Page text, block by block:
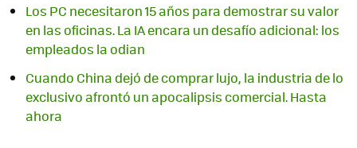
Los PC necesitaron 15 años para demostrar su valor
en las oficinas. La IA encara un desafío adicional: los
empleados la odian
Cuando China dejó de comprar lujo, la industria de lo
exclusivo afrontó un apocalipsis comercial. Hasta
ahora